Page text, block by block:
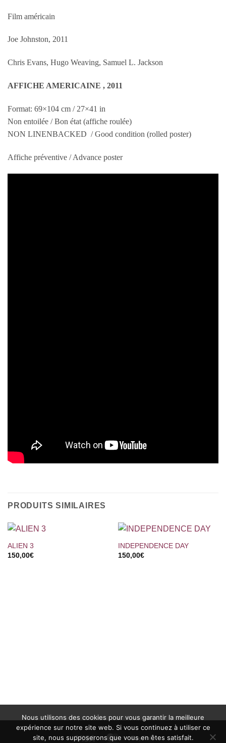
Film américain
Joe Johnston, 2011
Chris Evans, Hugo Weaving, Samuel L. Jackson
AFFICHE AMERICAINE , 2011
Format: 69×104 cm / 27×41 in
Non entoilée / Bon état (affiche roulée)
NON LINENBACKED / Good condition (rolled poster)
Affiche préventive / Advance poster
PRODUITS SIMILAIRES
ALIEN 3
150,00€
INDEPENDENCE DAY
150,00€
Visa MasterCardPayPal
Nous utilisons des cookies pour vous garantir la meilleure
expérience sur notre site web. Si vous continuez à utiliser ce
site, nous supposerons que vous en êtes satisfait.